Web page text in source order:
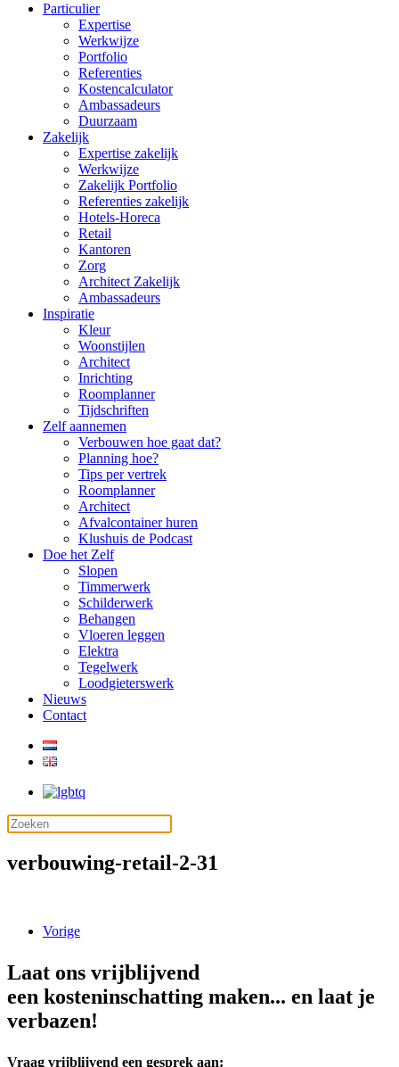
Particulier
Expertise
Werkwijze
Portfolio
Referenties
Kostencalculator
Ambassadeurs
Duurzaam
Zakelijk
Expertise zakelijk
Werkwijze
Zakelijk Portfolio
Referenties zakelijk
Hotels-Horeca
Retail
Kantoren
Zorg
Architect Zakelijk
Ambassadeurs
Inspiratie
Kleur
Woonstijlen
Architect
Inrichting
Roomplanner
Tijdschriften
Zelf aannemen
Verbouwen hoe gaat dat?
Planning hoe?
Tips per vertrek
Roomplanner
Architect
Afvalcontainer huren
Klushuis de Podcast
Doe het Zelf
Slopen
Timmerwerk
Schilderwerk
Behangen
Vloeren leggen
Elektra
Tegelwerk
Loodgieterswerk
Nieuws
Contact
verbouwing-retail-2-31
Vorige
Laat ons vrijblijvend
een kosteninschatting maken... en laat je
verbazen!
Vraag vrijblijvend een gesprek aan: